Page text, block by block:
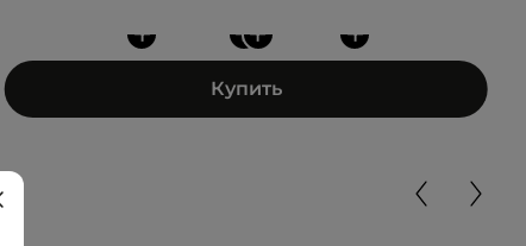
+
+
+ +
Купить